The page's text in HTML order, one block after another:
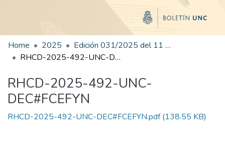
Home 2025
Edición 031/2025 del 11 de agosto de 2025
RHCD-2025-492-UNC-DEC#FCEFYN
RHCD-2025-492-UNC-
DEC#FCEFYN
RHCD-2025-492-UNC-DEC#FCEFYN.pdf(138.55 KB)